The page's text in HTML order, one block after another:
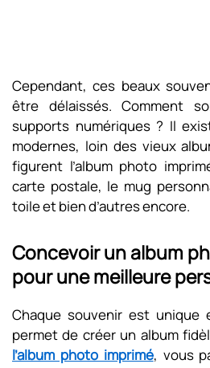
Cependant, ces beaux
être délaissés. Comment
supports numériques ? Il
modernes, loin des vieux
figurent l’album photo
carte postale, le mug
toile et bien d’autres encore.
Concevoir un album
pour une meilleure
Chaque souvenir est unique
permet de créer un album
l’album photo imprimé, vous